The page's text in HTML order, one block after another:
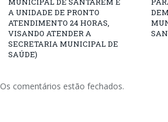
A UNIDADE DE PRONTO
ATENDIMENTO 24 HORAS,
VISANDO ATENDER A
SECRETARIA MUNICIPAL DE
SAÚDE)
Os comentários estão fechados.